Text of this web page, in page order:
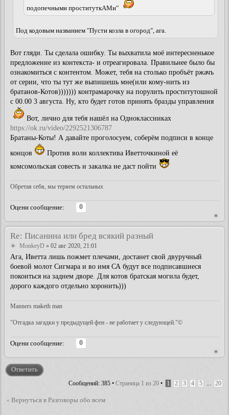
подопечными проституткАМи"
Под кодовым названием "Пусти козла в огород", ага.
Вот гляди. Ты сделала ошибку. Ты выхватила моё интересненькое
предложение из контекста- и отреагировала. Правильнее было бы
ознакомиться с контентом. Может, тебя на столько пробъёт ржачъ
от серии, что ты тут же выпишешь мне(или кому-нить из
братанов-Котов))))))) контрамарочку на порулить проститутошной
с 00.00 3 августа. Ну, кто будет готов принять бразды управления
Вот, лично для тебя нашёл на Одноклассниках
https://ok.ru/video/2292521306787
Братаны-Коты! А давайте проголосуем, соберём подписи в конце
концов
Против воли коллектива Иветточкиной её
комсомольская совесть и закалка не даст пойти
Обретая себя, мы теряем остальных
Оцени сообщение:
0
Re: Писанина или бред всякий разный
MonkeyD » 02 авг 2020, 21:01
Ага, Иветта лишь пожмет плечами, достанет свой двуручный
боевой молот Сигмара и во имя СА будут все подписавшиеся
покоиться на заднем дворе. Для котов братская могила будет,
дорого каждого отдельно хоронить)))
Manners maketh man
"Отгадка загадки у предыдущей феи - не работает у следующей."©
Оцени сообщение:
0
Ответить
Сообщений: 385 • Страница 1 из 20 • 1 2 3 4 5 ... 20
Вернуться в Разговоры обо всем